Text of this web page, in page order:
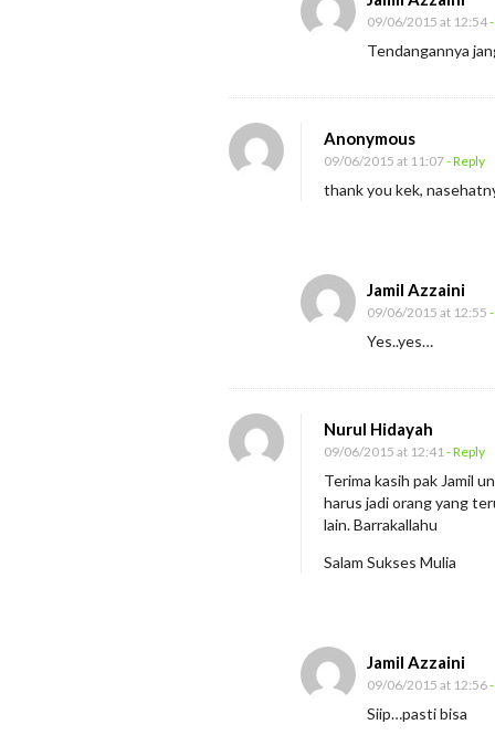
09/06/2015 at 12:54
Tendangannya
Anonymous
09/06/2015 at 11:07- Reply
thank you kek,
Jamil Azzaini
09/06/2015 at 12:55
Yes..yes…
Nurul Hidayah
09/06/2015 at 12:41- Reply
Terima kasih pak Jamil
harus jadi orang yang
lain. Barrakallahu
Salam Sukses Mulia
Jamil Azzaini
09/06/2015 at 12:56
Siip…pasti bisa